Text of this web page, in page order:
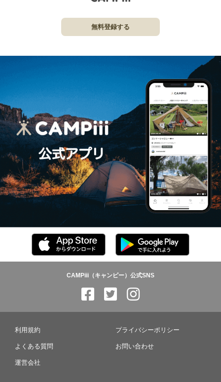
無料登録する
CAMPiii（キャンピー）公式SNS
利用規約 プライバシーポリシー
よくある質問 お問い合わせ
運営会社